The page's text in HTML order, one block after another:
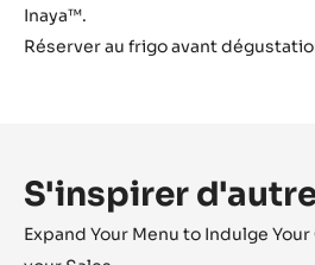
Inaya™.
Réserver au frigo avant
S'inspirer
Expand Your Menu to Indulge